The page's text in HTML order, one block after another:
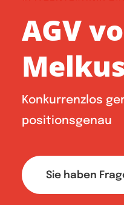
AGV
Melkus
Konkurrenzlos
positionsgenau
Sie haben